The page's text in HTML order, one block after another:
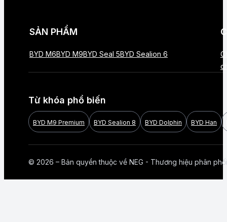
SẢN PHẨM
BYD M6BYD M9BYD Seal 5BYD Sealion 6
Từ khóa phổ biến
BYD M9 Premium BYD Sealion 8 BYD Dolphin BYD Han
© 2026 – Bản quyền thuộc về NEG - Thương hiệu phân